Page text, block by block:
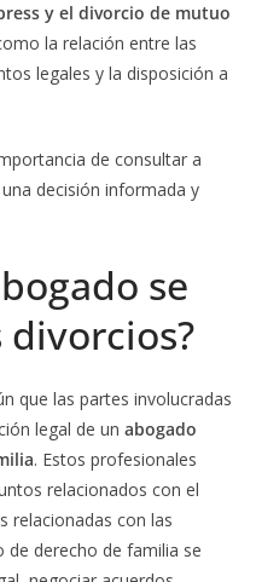
y el divorcio de mutuo
la relación entre las
legales y la disposición a
de consultar a
decisión informada y
se
divorcios?
que las partes involucradas
legal de un abogado
. Estos profesionales
relacionados con el
relacionadas con las
de derecho de familia se